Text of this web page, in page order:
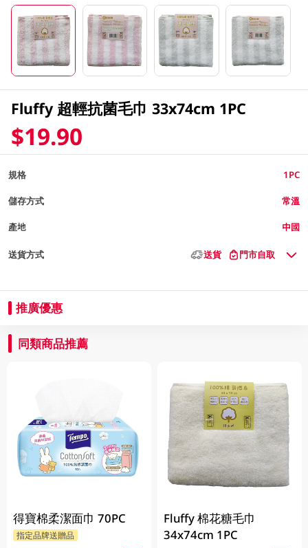
Fluffy 超輕抗菌毛巾 33x74cm 1PC
$19.90
規格 1PC
儲存方式 常溫
產地 中國
送貨方式 送貨 門市自取
推廣優惠
同類商品推薦
得寶棉柔潔面巾 70PC
指定品牌送贈品
Fluffy 棉花糖毛巾
34x74cm 1PC